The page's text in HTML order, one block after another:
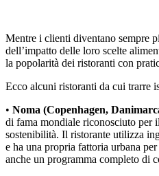
Mentre i clienti diventano sempre
dell’impatto delle loro scelte
la popolarità dei ristoranti con
Ecco alcuni ristoranti da cui trarre
• Noma (Copenhagen,
di fama mondiale riconosciuto per
sostenibilità. Il ristorante utilizza
e ha una propria fattoria urbana
anche un programma completo di